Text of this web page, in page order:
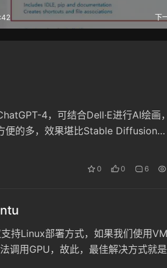
下
4，可结合Dell·E进行AI绘画
便的多，效果堪比Stable Diffusion
0 0 6
持Linux部署方式，如果我们使用VM
调用GPU，故此，最佳解决方式就是